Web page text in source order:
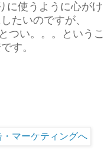
に使うように心がけ
たいのですが、
つい。。。というこ
す。